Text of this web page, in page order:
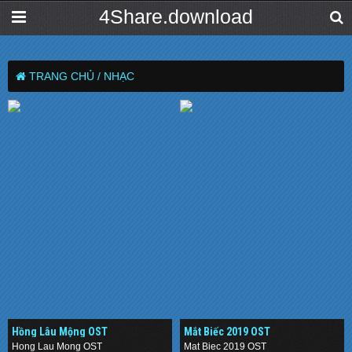
4Share.download
TRANG CHỦ / NHẠC
Hồng Lâu Mộng OST
Hong Lau Mong OST
Mắt Biếc 2019 OST
Mat Biec 2019 OST